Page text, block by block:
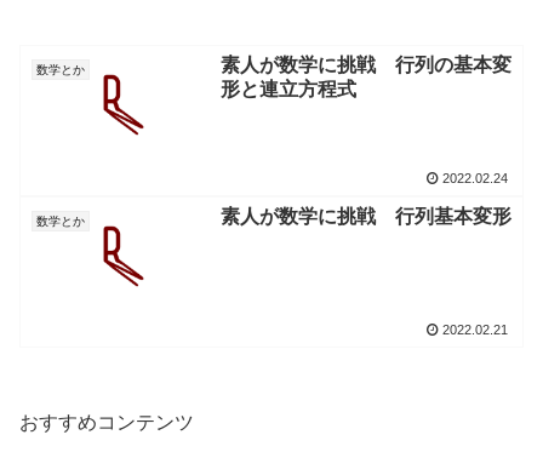
数学とか
素人が数学に挑戦 行列の基本変
形と連立方程式
2022.02.24
数学とか 素人が数学に挑戦 行列基本変形
2022.02.21
おすすめコンテンツ